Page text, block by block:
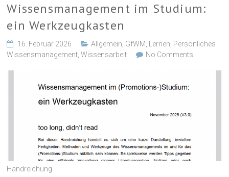
Wissensmanagement im Studium:
ein Werkzeugkasten
16. Februar 2026 Allgemein, GfWM, Lernen, Persönliches
Wissensmanagement,Wissensarbeit No Comments
Handreichung